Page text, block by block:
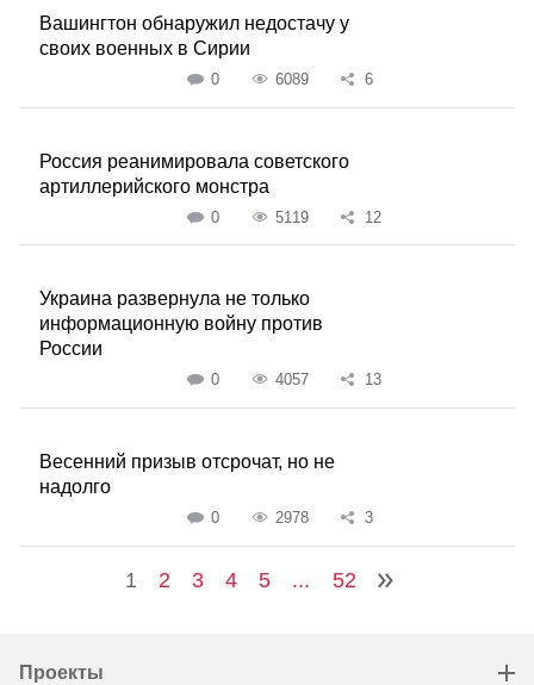
Вашингтон обнаружил недостачу у
своих военных в Сирии
0 6089 6
Россия реанимировала советского
артиллерийского монстра
0 5119 12
Украина развернула не только
информационную войну против
России
0 4057 13
Весенний призыв отсрочат, но не
надолго
0 2978 3
1 2 3 4 5 ... 52
Проекты